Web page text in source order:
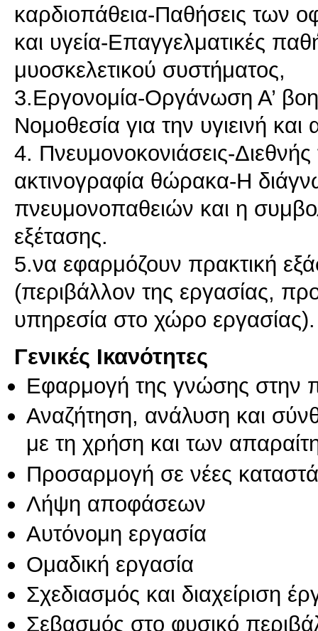
καρδιοπάθεια-Παθήσεις των
και υγεία-Επαγγελματικές
μυοσκελετικού συστήματος,
3.Εργονομία-Οργάνωση Α’
Νομοθεσία για την υγιεινή
4. Πνευμονοκονιάσεις-
ακτινογραφία θώρακα-Η
πνευμονοπαθειών και η
εξέτασης.
5.να εφαρμόζουν πρακτική
(περιβάλλον της εργασίας,
υπηρεσία στο χώρο εργασίας).
Γενικές Ικανότητες
Εφαρμογή της γνώσης στην
Αναζήτηση, ανάλυση και
με τη χρήση και των
Προσαρμογή σε νέες
Λήψη αποφάσεων
Αυτόνομη εργασία
Ομαδική εργασία
Σχεδιασμός και διαχείριση
Σεβασμός στο φυσικό